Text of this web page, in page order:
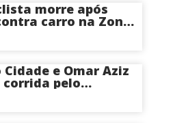
morre após
carro na Zona
Cidade e Omar Aziz
pelo